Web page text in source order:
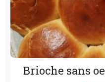
Brioche sans